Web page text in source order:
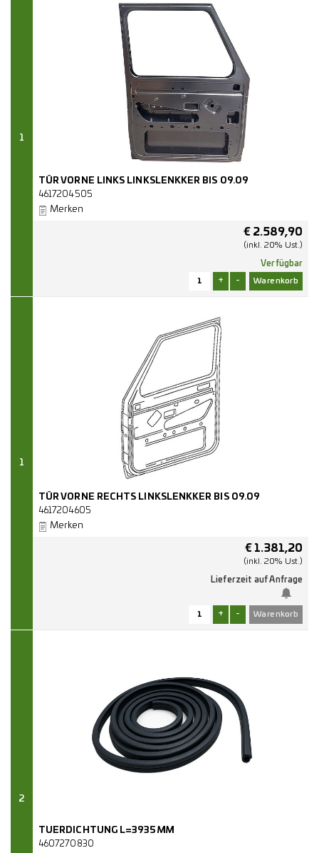
1
TÜR VORNE LINKS LINKSLENKKER BIS 09.09
4617204505
Merken
€ 2.589,90
(inkl. 20% Ust.)
Verfügbar
+ -
1
TÜR VORNE RECHTS LINKSLENKKER BIS 09.09
4617204605
Merken
€ 1.381,20
(inkl. 20% Ust.)
Lieferzeit auf Anfrage
+ -
2
TUERDICHTUNG L=3935MM
4607270830